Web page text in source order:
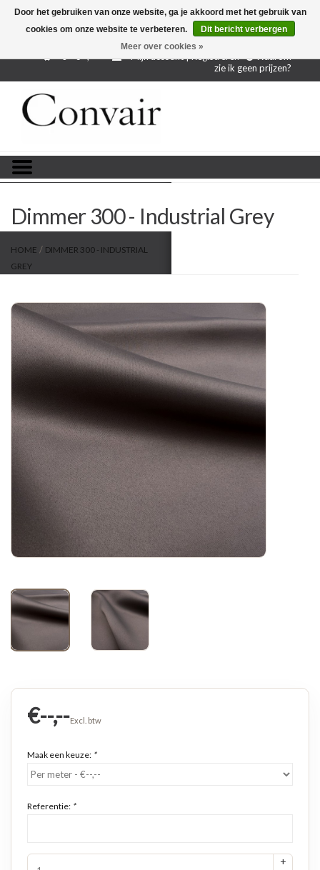
Gratis verzending bij aankoop vanaf € 250,-
Gratis
0 - €--,--
Mijn account | Registreren
Waarom
zie ik geen prijzen?
Stoffen per meter
Restanten
Blog
Dimmer 300 - Industrial Grey
HOME / DIMMER 300 - INDUSTRIAL
GREY
€--,--Excl. btw
Maak een keuze: *
Referentie: *
+
Door het gebruiken van onze website, ga je akkoord met het gebruik van
cookies om onze website te verbeteren.
Dit bericht verbergen
Meer over cookies »